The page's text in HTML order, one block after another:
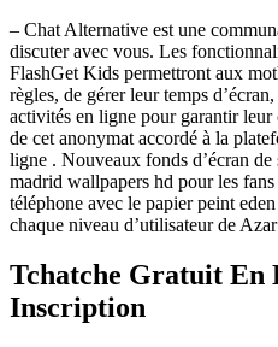
– Chat Alternative est une
discuter avec vous. Les
FlashGet Kids permettront aux
règles, de gérer leur temps
activités en ligne pour garantir
de cet anonymat accordé à la
ligne . Nouveaux fonds d’écran de
madrid wallpapers hd pour les
téléphone avec le papier peint
chaque niveau d’utilisateur de
Tchatche Gratuit En
Inscription